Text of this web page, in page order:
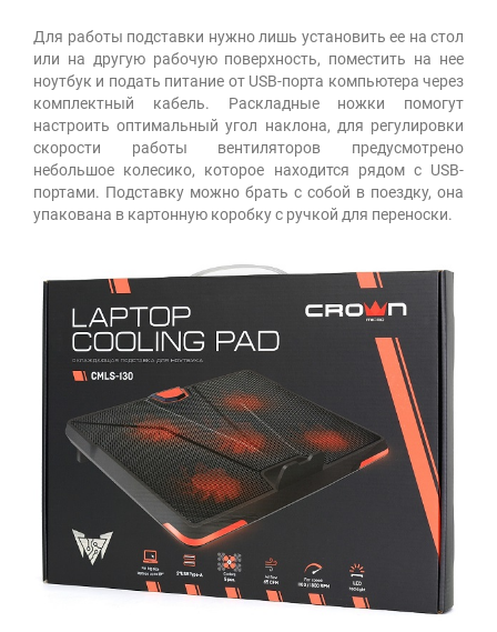
Для работы подставки нужно лишь установить ее на стол
или на другую рабочую поверхность, поместить на нее
ноутбук и подать питание от USB-порта компьютера через
комплектный кабель. Раскладные ножки помогут
настроить оптимальный угол наклона, для регулировки
скорости работы вентиляторов предусмотрено
небольшое колесико, которое находится рядом с USB-
портами. Подставку можно брать с собой в поездку, она
упакована в картонную коробку с ручкой для переноски.